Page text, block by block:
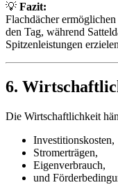
💡 Fazit:
Flachdächer
den Tag, während
Spitzenleistungen
6.
Die Wirtschaftlichkeit
Investitionskosten,
Stromerträgen,
Eigenverbrauch,
und